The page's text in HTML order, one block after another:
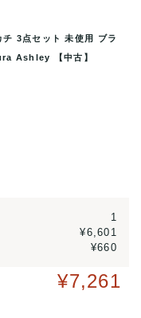
3点セット 未使用 ブラ
Ashley 【中古】
1
¥6,601
¥660
¥7,261